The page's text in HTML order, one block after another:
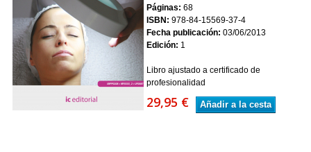
Páginas: 68
ISBN: 978-84-15569-37-4
Fecha publicación: 03/06/2013
Edición: 1
Libro ajustado a certificado de
profesionalidad
29,95 € Añadir a la cesta